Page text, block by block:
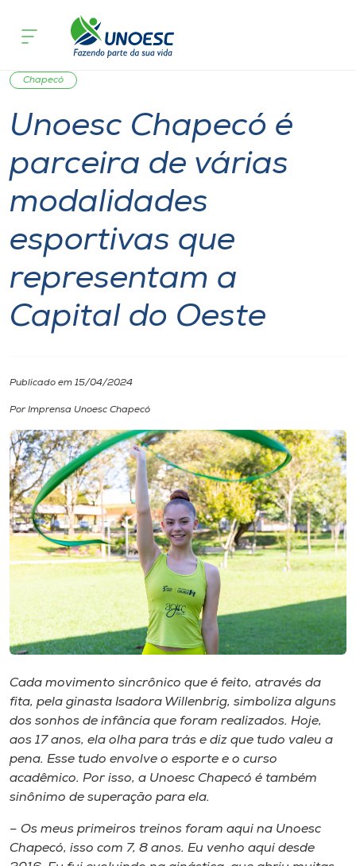
Cursos
Onde estamos
Pesquisa
Atendimento ao Estudante
Portal de Ensino
A
Unoesc
Diplomados
Cultura
CPA
Biblioteca
Editora
Museu
Unoesc
Store
Selecione
Esporte
Chapecó
Unoesc Chapecó é
parceira de várias
modalidades
esportivas que
representam a
Capital do Oeste
Publicado em 15/04/2024
Por Imprensa Unoesc Chapecó
Cada movimento sincrônico que é feito, através da
fita, pela ginasta Isadora Willenbrig, simboliza alguns
dos sonhos de infância que foram realizados. Hoje,
aos 17 anos, ela olha para trás e diz que tudo valeu a
pena. Esse tudo envolve o esporte e o curso
acadêmico. Por isso, a Unoesc Chapecó é também
sinônimo de superação para ela.
– Os meus primeiros treinos foram aqui na Unoesc
Chapecó, isso com 7, 8 anos. Eu venho aqui desde